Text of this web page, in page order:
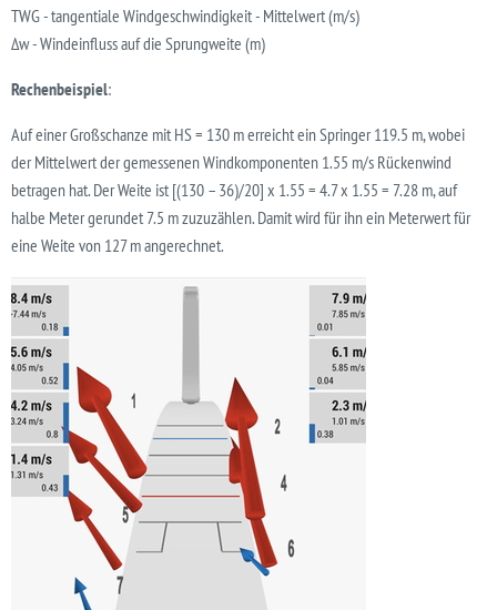
TWG - tangentiale Windgeschwindigkeit - Mittelwert (m/s)
Δw - Windeinfluss auf die Sprungweite (m)
Rechenbeispiel:
Auf einer Großschanze mit HS = 130 m erreicht ein Springer 119.5 m, wobei
der Mittelwert der gemessenen Windkomponenten 1.55 m/s Rückenwind
betragen hat. Der Weite ist [(130 – 36)/20] x 1.55 = 4.7 x 1.55 = 7.28 m, auf
halbe Meter gerundet 7.5 m zuzuzählen. Damit wird für ihn ein Meterwert für
eine Weite von 127 m angerechnet.